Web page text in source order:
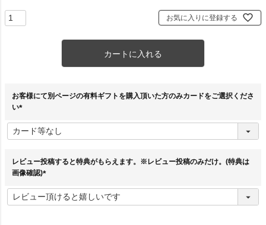
お気に入りに登録する
カートに入れる
お客様にて別ページの有料ギフトを購入頂いた方のみカードをご選択くださ
い
必
須
レビュー投稿すると特典がもらえます。※レビュー投稿のみだけ。(特典は
画像確認)
必
須